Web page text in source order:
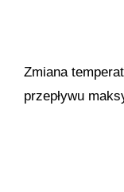
Zmiana
przepływu